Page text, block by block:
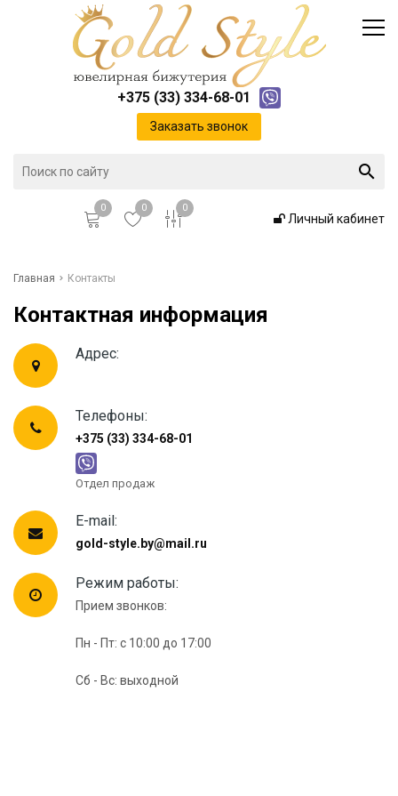
+375 (33) 334-68-01
Заказать звонок
0 0 0
Личный кабинет
Каталог
Главная Контакты
Контактная информация
Адрес:
Телефоны:
+375 (33) 334-68-01
Отдел продаж
E-mail:
gold-style.by@mail.ru
Режим работы:
Прием звонков:
Пн - Пт: с 10:00 до 17:00
Сб - Вс: выходной
Каталог
Доставка и оплата
Инфо
Контакты
Положение о cookie-файлах